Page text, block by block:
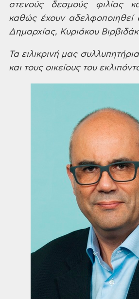
στενούςδεσμούς φιλίας
καθώςέχουν αδελφοποιηθεί
Δημαρχίας, Κυριάκου
Ταειλικρινή μας
και τους οικείους του